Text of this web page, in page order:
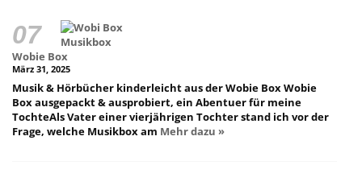
Wobie Box
März 31, 2025
Musik & Hörbücher kinderleicht aus der Wobie Box Wobie
Box ausgepackt & ausprobiert, ein Abentuer für meine
TochteAls Vater einer vierjährigen Tochter stand ich vor der
Frage, welche Musikbox am Mehr dazu »